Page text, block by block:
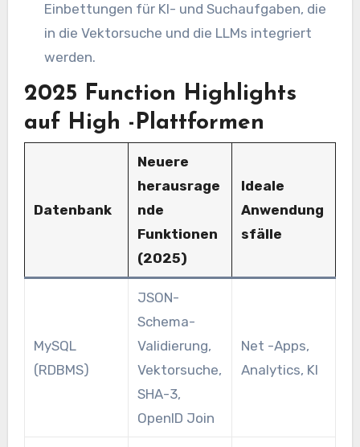
Einbettungen für KI- und Suchaufgaben, die
in die Vektorsuche und die LLMs integriert
werden.
2025 Function Highlights
auf High -Plattformen
Datenbank
Neuere
herausrage
nde
Funktionen
(2025)
Ideale
Anwendung
sfälle
MySQL
(RDBMS)
JSON-
Schema-
Validierung,
Vektorsuche,
SHA-3,
OpenID Join
Net -Apps,
Analytics, KI